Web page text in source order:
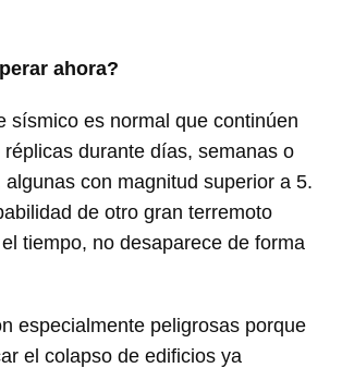
ahora?
sísmico es normal que continúen
durante días, semanas o
algunas con magnitud superior a 5.
de otro gran terremoto
tiempo, no desaparece de forma
especialmente peligrosas porque
el colapso de edificios ya